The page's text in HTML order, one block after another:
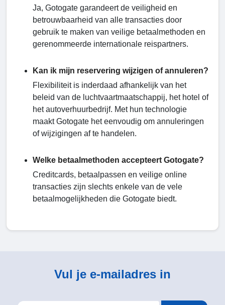
Ja, Gotogate garandeert de veiligheid en
betrouwbaarheid van alle transacties door
gebruik te maken van veilige betaalmethoden en
gerenommeerde internationale reispartners.
Kan ik mijn reservering wijzigen of annuleren?
Flexibiliteit is inderdaad afhankelijk van het
beleid van de luchtvaartmaatschappij, het hotel of
het autoverhuurbedrijf. Met hun technologie
maakt Gotogate het eenvoudig om annuleringen
of wijzigingen af ​​te handelen.
Welke betaalmethoden accepteert Gotogate?
Creditcards, betaalpassen en veilige online
transacties zijn slechts enkele van de vele
betaalmogelijkheden die Gotogate biedt.
Vul je e-mailadres in